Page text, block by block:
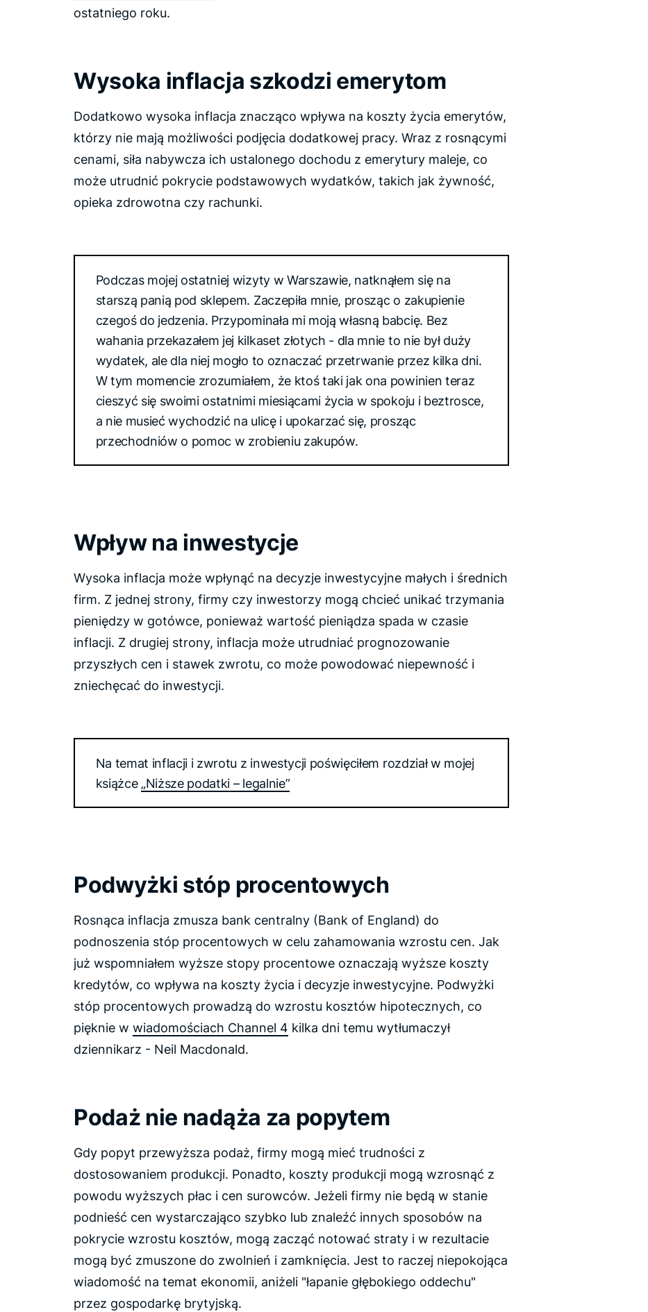
ostatniego roku.
Wysoka inflacja szkodzi emerytom
Dodatkowo wysoka inflacja znacząco wpływa na koszty życia emerytów,
którzy nie mają możliwości podjęcia dodatkowej pracy. Wraz z rosnącymi
cenami, siła nabywcza ich ustalonego dochodu z emerytury maleje, co
może utrudnić pokrycie podstawowych wydatków, takich jak żywność,
opieka zdrowotna czy rachunki.
Podczas mojej ostatniej wizyty w Warszawie, natknąłem się na
starszą panią pod sklepem. Zaczepiła mnie, prosząc o zakupienie
czegoś do jedzenia. Przypominała mi moją własną babcię. Bez
wahania przekazałem jej kilkaset złotych - dla mnie to nie był duży
wydatek, ale dla niej mogło to oznaczać przetrwanie przez kilka dni.
W tym momencie zrozumiałem, że ktoś taki jak ona powinien teraz
cieszyć się swoimi ostatnimi miesiącami życia w spokoju i beztrosce,
a nie musieć wychodzić na ulicę i upokarzać się, prosząc
przechodniów o pomoc w zrobieniu zakupów.
Wpływ na inwestycje
Wysoka inflacja może wpłynąć na decyzje inwestycyjne małych i średnich
firm. Z jednej strony, firmy czy inwestorzy mogą chcieć unikać trzymania
pieniędzy w gotówce, ponieważ wartość pieniądza spada w czasie
inflacji. Z drugiej strony, inflacja może utrudniać prognozowanie
przyszłych cen i stawek zwrotu, co może powodować niepewność i
zniechęcać do inwestycji.
Na temat inflacji i zwrotu z inwestycji poświęciłem rozdział w mojej
książce „Niższe podatki – legalnie”
Podwyżki stóp procentowych
Rosnąca inflacja zmusza bank centralny (Bank of England) do
podnoszenia stóp procentowych w celu zahamowania wzrostu cen. Jak
już wspomniałem wyższe stopy procentowe oznaczają wyższe koszty
kredytów, co wpływa na koszty życia i decyzje inwestycyjne. Podwyżki
stóp procentowych prowadzą do wzrostu kosztów hipotecznych, co
pięknie w wiadomościach Channel 4 kilka dni temu wytłumaczył
dziennikarz - Neil Macdonald.
Podaż nie nadąża za popytem
Gdy popyt przewyższa podaż, firmy mogą mieć trudności z
dostosowaniem produkcji. Ponadto, koszty produkcji mogą wzrosnąć z
powodu wyższych płac i cen surowców. Jeżeli firmy nie będą w stanie
podnieść cen wystarczająco szybko lub znaleźć innych sposobów na
pokrycie wzrostu kosztów, mogą zacząć notować straty i w rezultacie
mogą być zmuszone do zwolnień i zamknięcia. Jest to raczej niepokojąca
wiadomość na temat ekonomii, aniżeli "łapanie głębokiego oddechu"
przez gospodarkę brytyjską.